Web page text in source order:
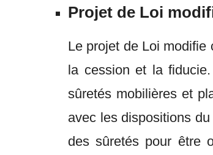
Projet de Loi
Le projet de Loi
la cession et la
sûretés mobilières et
avec les dispositions
des sûretés pour être